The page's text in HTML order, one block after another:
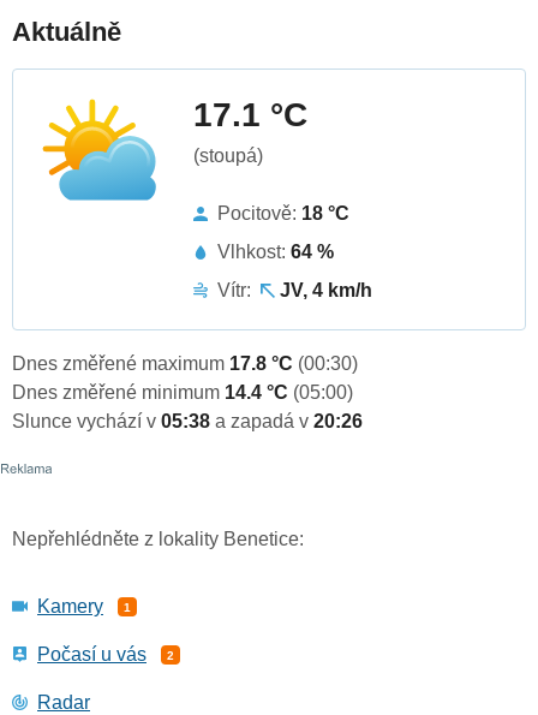
Aktuálně
17.1 °C
(stoupá)
Pocitově: 18 °C
Vlhkost: 64 %
Vítr:
JV, 4 km/h
Dnes změřené maximum 17.8 °C (00:30)
Dnes změřené minimum 14.4 °C (05:00)
Slunce vychází v 05:38 a zapadá v 20:26
Nepřehlédněte z lokality Benetice:
Kamery 1
Počasí u vás 2
Radar